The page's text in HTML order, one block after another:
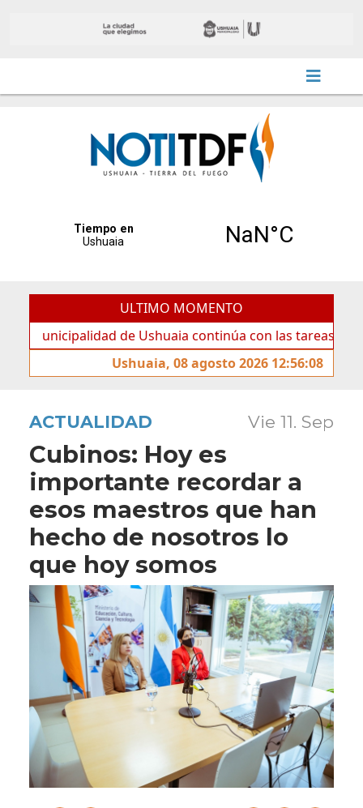
ULTIMO MOMENTO
de Ushuaia continúa con las tareas de
Ushuaia, 08 agosto 2026 12:56:08
ACTUALIDAD Vie 11. Sep
Cubinos: Hoy es
importante recordar a
esos maestros que han
hecho de nosotros lo
que hoy somos